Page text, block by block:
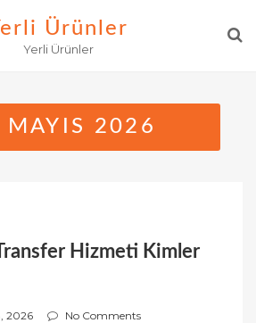
Ürünler
Yerli Ürünler
MAYIS 2026
Hizmeti Kimler
2026 No Comments